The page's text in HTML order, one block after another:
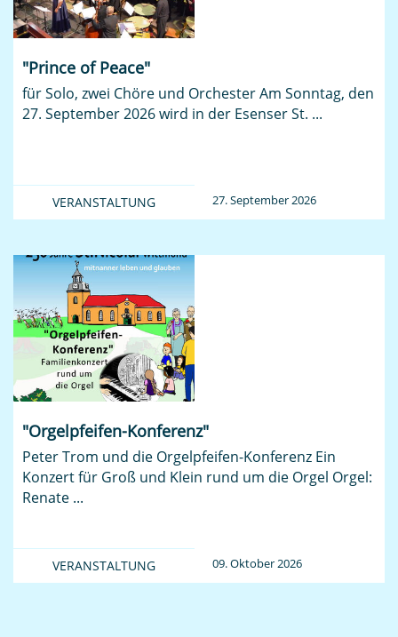
"Prince of Peace"
für Solo, zwei Chöre und Orchester Am Sonntag, den
27. September 2026 wird in der Esenser St. ...
VERANSTALTUNG 27. September 2026
"Orgelpfeifen-Konferenz"
Peter Trom und die Orgelpfeifen-Konferenz Ein
Konzert für Groß und Klein rund um die Orgel Orgel:
Renate ...
VERANSTALTUNG 09. Oktober 2026